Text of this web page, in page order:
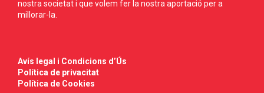
nostra societat i que volem fer la nostra aportació per a
millorar-la.
Avís legal i Condicions d’Ús
Política de privacitat
Política de Cookies